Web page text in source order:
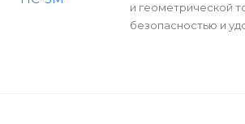
и геометрической
безопасностью и